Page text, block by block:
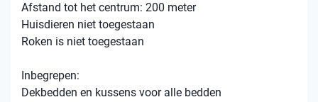
Afstand tot het centrum: 200 meter
Huisdieren niet toegestaan
Roken is niet toegestaan
Inbegrepen:
Dekbedden en kussens voor alle bedden